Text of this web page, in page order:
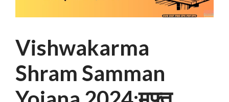
Vishwakarma
Shram Samman